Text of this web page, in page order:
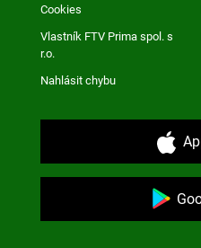
Cookies
Vlastník FTV Prima spol. s
r.o.
Nahlásit chybu